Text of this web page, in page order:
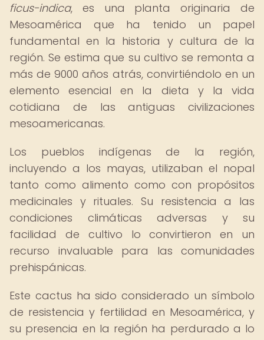
ficus-indica, es una planta originaria de
Mesoamérica que ha tenido un papel
fundamental en la historia y cultura de la
región. Se estima que su cultivo se remonta a
más de 9000 años atrás, convirtiéndolo en un
elemento esencial en la dieta y la vida
cotidiana de las antiguas civilizaciones
mesoamericanas.
Los pueblos indígenas de la región,
incluyendo a los mayas, utilizaban el nopal
tanto como alimento como con propósitos
medicinales y rituales. Su resistencia a las
condiciones climáticas adversas y su
facilidad de cultivo lo convirtieron en un
recurso invaluable para las comunidades
prehispánicas.
Este cactus ha sido considerado un símbolo
de resistencia y fertilidad en Mesoamérica, y
su presencia en la región ha perdurado a lo